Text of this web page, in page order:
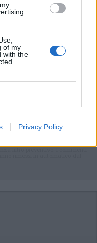
of my
with the
Privacy Policy
questo
Il contenuto di questo
rappresenta la linea editoriale
filtro preventivo. I commenti